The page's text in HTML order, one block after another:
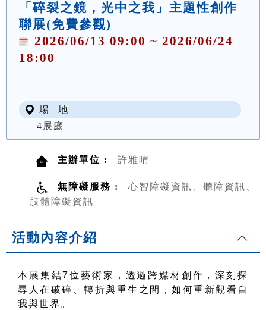
「碎裂之鏡，光中之我」主題性創作
聯展(免費參觀)
2026/06/13 09:00 ~ 2026/06/24
18:00
場 地
4展廳
主辦單位 : 許雅晴
無障礙服務 :
心智障礙資訊、聽障資訊、
肢體障礙資訊
活動內容介紹
本展集結7位藝術家，透過跨媒材創作，深刻探
尋人在破碎、轉折與重生之間，如何重新觀看自
我與世界。